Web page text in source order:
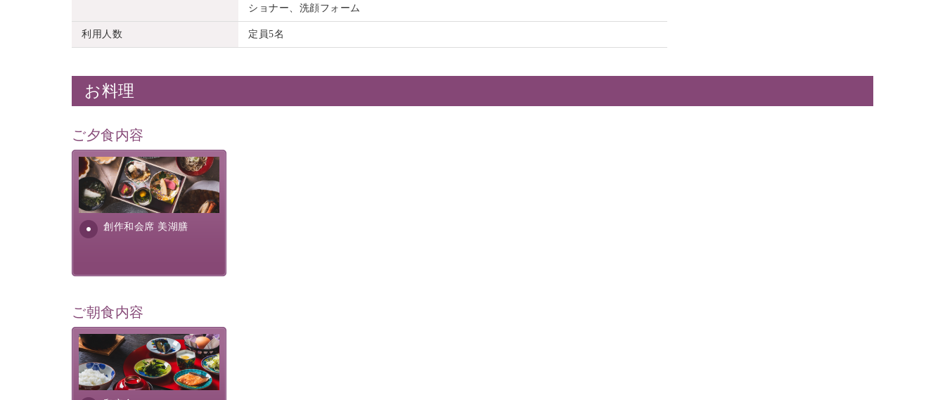
ショナー、洗顔フォーム
利用人数 定員5名
お料理
ご夕食内容
創作和会席 美湖膳
美湖膳とは諏訪の地で特別を
提供する為に料理長・神原 裕
明が考え出した創作和会席で
す。美しい諏訪湖の幸...
ご朝食内容
さっぱりとした和食膳に使わ
れる食材は、諏訪の名産品を
ふんだんに取り入れ、安心・